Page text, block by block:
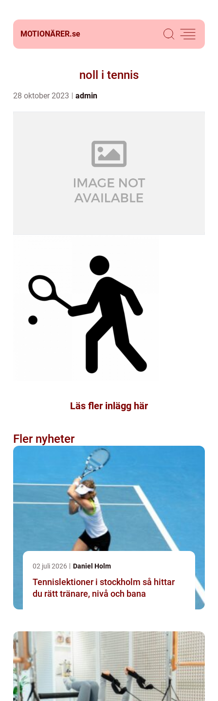
MOTIONÄRER.se
noll i tennis
28 oktober 2023 admin
Läs fler inlägg här
Fler nyheter
02 juli 2026 Daniel Holm
Tennislektioner i stockholm så hittar
du rätt tränare, nivå och bana